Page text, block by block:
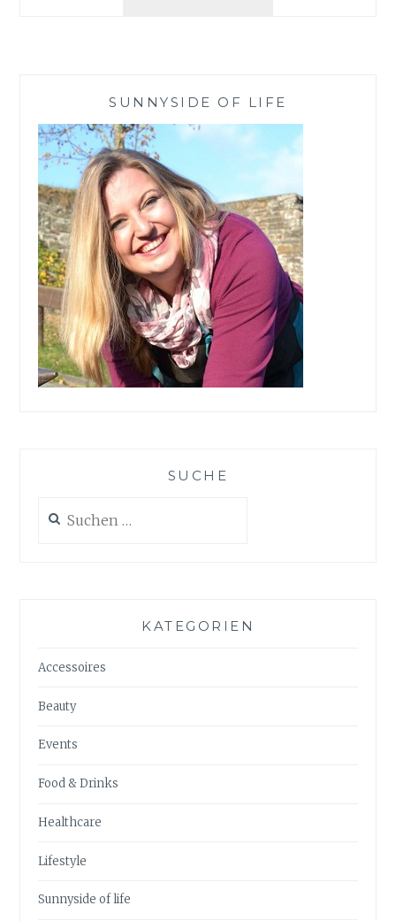
SUNNYSIDE OF LIFE
SUCHE
nach:
KATEGORIEN
Accessoires
Beauty
Events
Food & Drinks
Healthcare
Lifestyle
Sunnyside of life